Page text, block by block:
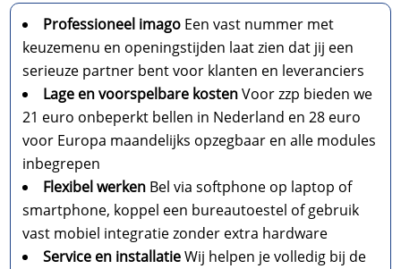
Professioneel imago Een vast nummer met
keuzemenu en openingstijden laat zien dat jij een
serieuze partner bent voor klanten en leveranciers
Lage en voorspelbare kostenVoor zzp bieden we
21 euro onbeperkt bellen in Nederland en 28 euro
voor Europa maandelijks opzegbaar en alle modules
inbegrepen
Flexibel werken Bel via softphone op laptop of
smartphone, koppel een bureautoestel of gebruik
vast mobiel integratie zonder extra hardware
Service en installatieWij helpen je volledig bij de